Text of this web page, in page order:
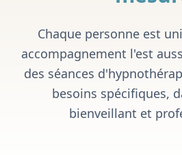
Chaque personne est
accompagnement l'est
des séances
besoins spécifiques,
bienveillant et